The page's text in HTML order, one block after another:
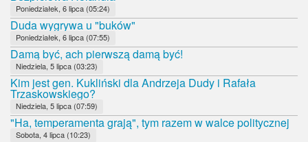
Poniedziałek, 6 lipca (05:24)
Duda wygrywa u "buków"
Poniedziałek, 6 lipca (07:55)
Damą być, ach pierwszą damą być!
Niedziela, 5 lipca (03:23)
Kim jest gen. Kukliński dla Andrzeja Dudy i Rafała
Trzaskowskiego?
Niedziela, 5 lipca (07:59)
"Ha, temperamenta grają", tym razem w walce politycznej
Sobota, 4 lipca (10:23)